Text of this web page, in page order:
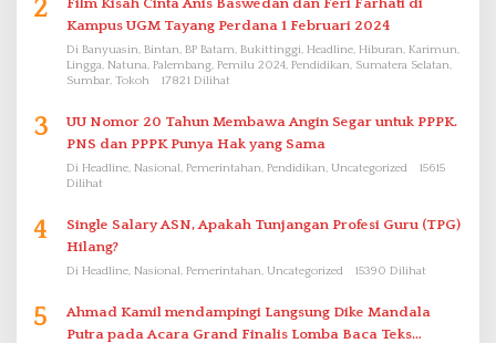
2
Kampus UGM Tayang Perdana 1 Februari 2024
Di Banyuasin, Bintan, BP Batam, Bukittinggi, Headline, Hiburan, Karimun,
Lingga, Natuna, Palembang, Pemilu 2024, Pendidikan, Sumatera Selatan,
Sumbar, Tokoh
17821 Dilihat
3
UU Nomor 20 Tahun Membawa Angin Segar untuk PPPK.
PNS dan PPPK Punya Hak yang Sama
Di Headline, Nasional, Pemerintahan, Pendidikan, Uncategorized
15615
Dilihat
4
Single Salary ASN, Apakah Tunjangan Profesi Guru (TPG)
Hilang?
Di Headline, Nasional, Pemerintahan, Uncategorized 15390 Dilihat
5
Ahmad Kamil mendampingi Langsung Dike Mandala
Putra pada Acara Grand Finalis Lomba Baca Teks